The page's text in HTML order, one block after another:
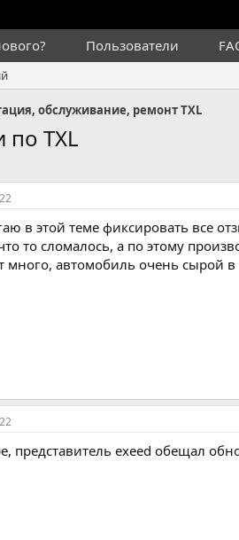
Пользователи
обслуживание, ремонт TXL
TXL
в этой теме фиксировать все
то сломалось, а по этому
много, автомобиль очень сырой
представитель exeed обещал